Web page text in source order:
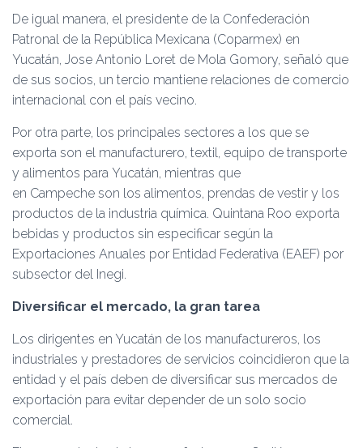
De igual manera, el presidente de la Confederación
Patronal de la República Mexicana (Coparmex) en
Yucatán, Jose Antonio Loret de Mola Gomory, señaló que
de sus socios, un tercio mantiene relaciones de comercio
internacional con el país vecino.
Por otra parte, los principales sectores a los que se
exporta son el manufacturero, textil, equipo de transporte
y alimentos para Yucatán, mientras que
en Campeche son los alimentos, prendas de vestir y los
productos de la industria química. Quintana Roo exporta
bebidas y productos sin especificar según la
Exportaciones Anuales por Entidad Federativa (EAEF) por
subsector del Inegi.
Diversificar el mercado, la gran tarea
Los dirigentes en Yucatán de los manufactureros, los
industriales y prestadores de servicios coincidieron que la
entidad y el país deben de diversificar sus mercados de
exportación para evitar depender de un solo socio
comercial.